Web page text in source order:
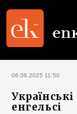
06.06.2025 11:50
енгельсі